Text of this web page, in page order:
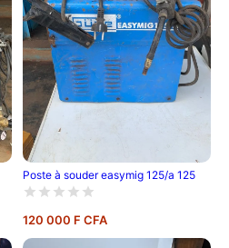
Poste à souder easymig 125/a 125
120 000 F CFA